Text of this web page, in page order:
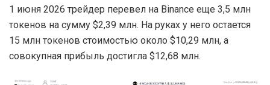
1 июня 2026 трейдер перевел на Binance еще 3,5 млн
токенов на сумму $2,39 млн. На руках у него остается
15 млн токенов стоимостью около $10,29 млн, а
совокупная прибыль достигла $12,68 млн.